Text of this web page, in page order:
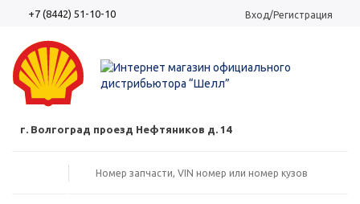
+7 (8442) 51-10-10 Вход/Регистрация
г. Волгоград проезд Нефтяников д. 14